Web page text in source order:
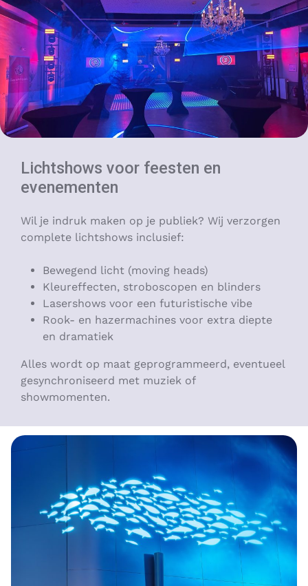
Lichtshows voor feesten en
evenementen
Wil je indruk maken op je publiek? Wij verzorgen
complete lichtshows inclusief:
Bewegend licht (moving heads)
Kleureffecten, stroboscopen en blinders
Lasershows voor een futuristische vibe
Rook- en hazermachines voor extra diepte
en dramatiek
Alles wordt op maat geprogrammeerd, eventueel
gesynchroniseerd met muziek of
showmomenten.